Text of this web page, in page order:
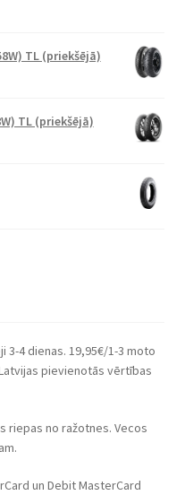
TL (priekšējā)
TL (priekšējā)
3-4 dienas. 19,95€/1-3 moto
pievienotās vērtības
riepas no ražotnes. Vecos
un Debit MasterCard